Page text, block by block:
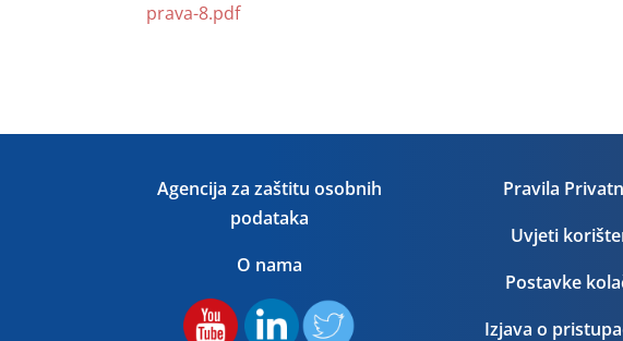
prava-8.pdf
Agencija za zaštitu osobnih
podataka
O nama
Pravila
Uvjeti
Postavke
Izjava o